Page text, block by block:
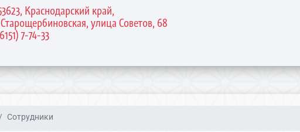
Краснодарский край,
улица Советов, 68
7-74-33
Сотрудники